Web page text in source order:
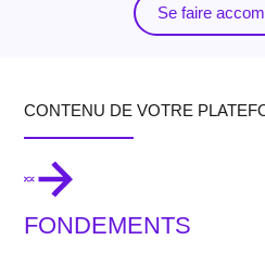
Se faire
CONTENU DE VOTRE
FONDEMENTS